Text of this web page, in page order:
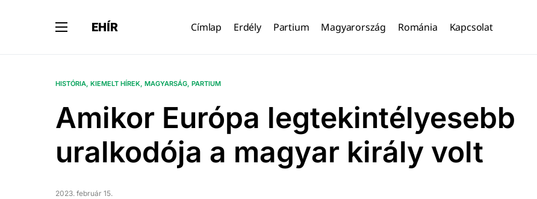
EHÍR Címlap Erdély Partium Magyarország Románia Kapcsolat
HISTÓRIA KIEMELT HÍREK MAGYARSÁG PARTIUM
Amikor Európa legtekintélyesebb
uralkodója a magyar király volt
2023. február 15.